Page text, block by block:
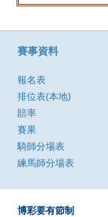
賽事資料
報名表
排位表(本地)
賠率
賽果
騎師分場表
練馬師分場表
博彩要有節制